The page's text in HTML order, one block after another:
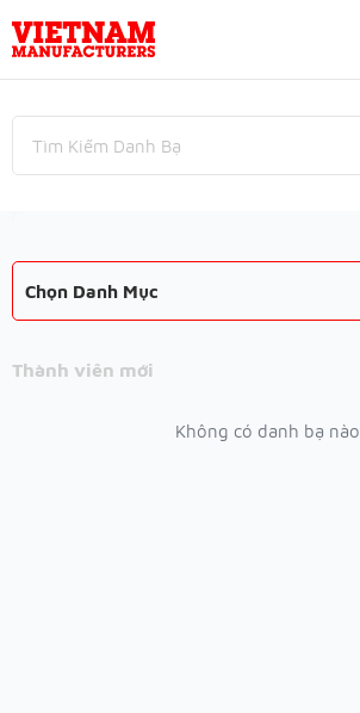
Chọn Danh Mục
Thành viên mới
Không có danh bạ nào